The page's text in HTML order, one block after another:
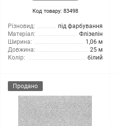
Код товару: 83498
Різновид:
під фарбування
Матеріал:
Флізелін
Ширина:
1,06 м
Довжина:
25 м
Колір:
білий
Продано